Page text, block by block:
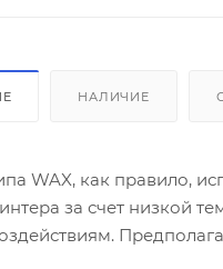
НАЛИЧИЕ
WAX, как правило,
за счет низкой